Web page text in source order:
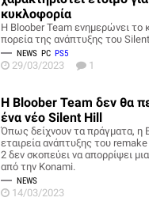
κυκλοφορία
H Bloober Team ενημερώνει το
πορεία της ανάπτυξης του
NEWS PC PS5
29/03/2023 1
Η Bloober Team δεν θα
ένα νέο Silent Hill
Όπως δείχνουν τα πράγματα, η
εταιρεία ανάπτυξης του
2 δεν σκοπεύει να απορρίψει
από την Konami.
NEWS
14/03/2023